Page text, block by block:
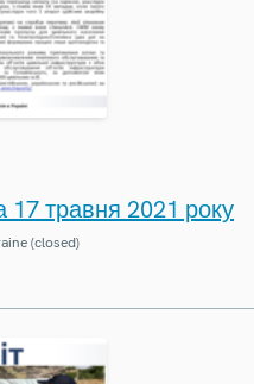
17 травня 2021 року
(closed)